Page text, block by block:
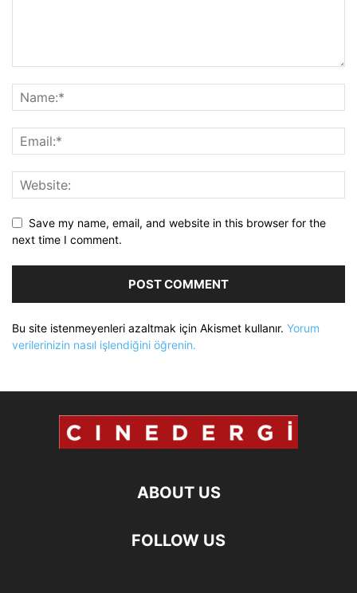
Save my name, email, and website in this browser for the
next time I comment.
Bu site istenmeyenleri azaltmak için Akismet kullanır. Yorum
verilerinizin nasıl işlendiğini öğrenin.
ABOUT US
FOLLOW US